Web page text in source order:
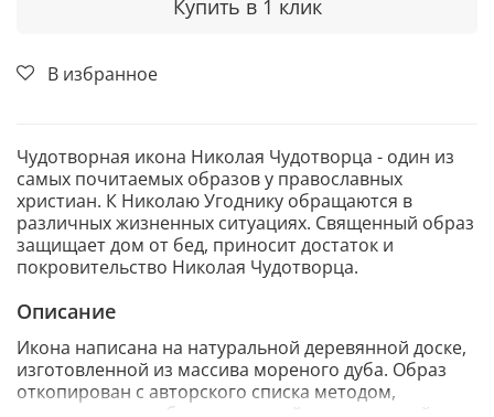
Купить в 1 клик
В избранное
Чудотворная икона Николая Чудотворца - один из
самых почитаемых образов у православных
христиан. К Николаю Угоднику обращаются в
различных жизненных ситуациях. Священный образ
защищает дом от бед, приносит достаток и
покровительство Николая Чудотворца.
Описание
Икона написана на натуральной деревянной доске,
изготовленной из массива мореного дуба. Образ
откопирован с авторского списка методом,